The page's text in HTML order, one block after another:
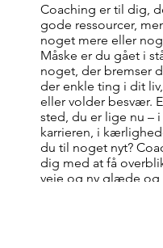
Coaching er til dig,
gode ressourcer,
noget mere eller
Måske er du gået i
noget, der bremser
der enkle ting i dit
eller volder besvær.
sted, du er lige nu – i
karrieren, i
du til noget nyt?
dig med at få
veje og ny glæde og